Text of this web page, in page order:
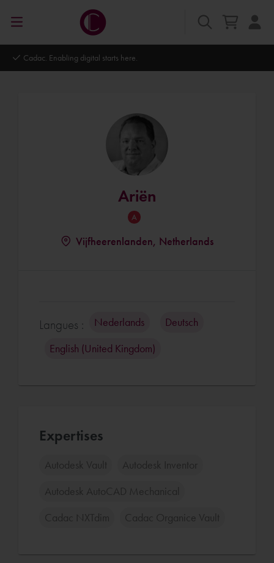
Autodesk Platinum Partner
Ariën
Vijfheerenlanden, Netherlands
Langues : Nederlands Deutsch
English (United Kingdom)
Expertises
Autodesk Vault Autodesk Inventor
Autodesk AutoCAD Mechanical
Cadac NXTdim Cadac Organice Vault